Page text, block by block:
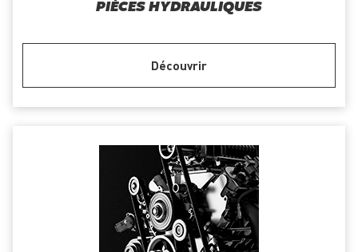
PIÈCES HYDRAULIQUES
Découvrir